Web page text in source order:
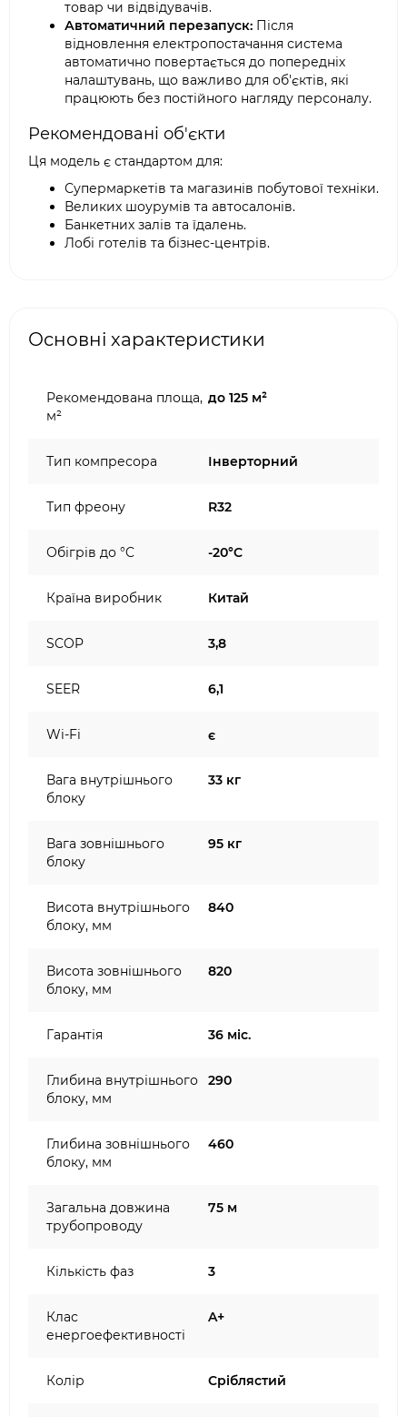
товар чи відвідувачів.
Автоматичний перезапуск: Після
відновлення електропостачання система
автоматично повертається до попередніх
налаштувань, що важливо для об'єктів, які
працюють без постійного нагляду персоналу.
Рекомендовані об'єкти
Ця модель є стандартом для:
Супермаркетів та магазинів побутової техніки.
Великих шоурумів та автосалонів.
Банкетних залів та їдалень.
Лобі готелів та бізнес-центрів.
Основні характеристики
Рекомендована площа,
м²
до 125 м²
Тип компресора Інверторний
Тип фреону R32
Обігрів до °C -20°C
Країна виробник Китай
SCOP 3,8
SEER 6,1
Wi-Fi є
Вага внутрішнього
блоку
33 кг
Вага зовнішнього
блоку
95 кг
Висота внутрішнього
блоку, мм
840
Висота зовнішнього
блоку, мм
820
Гарантія 36 міс.
Глибина внутрішнього
блоку, мм
290
Глибина зовнішнього
блоку, мм
460
Загальна довжина
трубопроводу
75 м
Кількість фаз 3
Клас
енергоефективності
A+
Колір Сріблястий